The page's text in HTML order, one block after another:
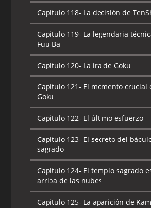
Capitulo 118- La decisión de
Capitulo 119- La legendaria
Fuu-Ba
Capitulo 120- La ira de Goku
Capitulo 121- El momento crucial
Goku
Capitulo 122- El último esfuerzo
Capitulo 123- El secreto del
sagrado
Capitulo 124- El templo sagrado
arriba de las nubes
Capitulo 125- La aparición de